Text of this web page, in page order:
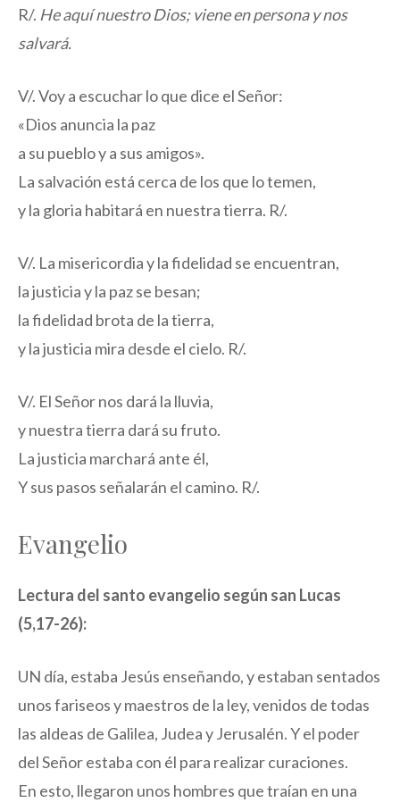
R/. He aquí nuestro Dios; viene en persona y nos
salvará.
V/. Voy a escuchar lo que dice el Señor:
«Dios anuncia la paz
a su pueblo y a sus amigos».
La salvación está cerca de los que lo temen,
y la gloria habitará en nuestra tierra. R/.
V/. La misericordia y la fidelidad se encuentran,
la justicia y la paz se besan;
la fidelidad brota de la tierra,
y la justicia mira desde el cielo. R/.
V/. El Señor nos dará la lluvia,
y nuestra tierra dará su fruto.
La justicia marchará ante él,
Y sus pasos señalarán el camino. R/.
Evangelio
Lectura del santo evangelio según san Lucas
(5,17-26):
UN día, estaba Jesús enseñando, y estaban sentados
unos fariseos y maestros de la ley, venidos de todas
las aldeas de Galilea, Judea y Jerusalén. Y el poder
del Señor estaba con él para realizar curaciones.
En esto, llegaron unos hombres que traían en una